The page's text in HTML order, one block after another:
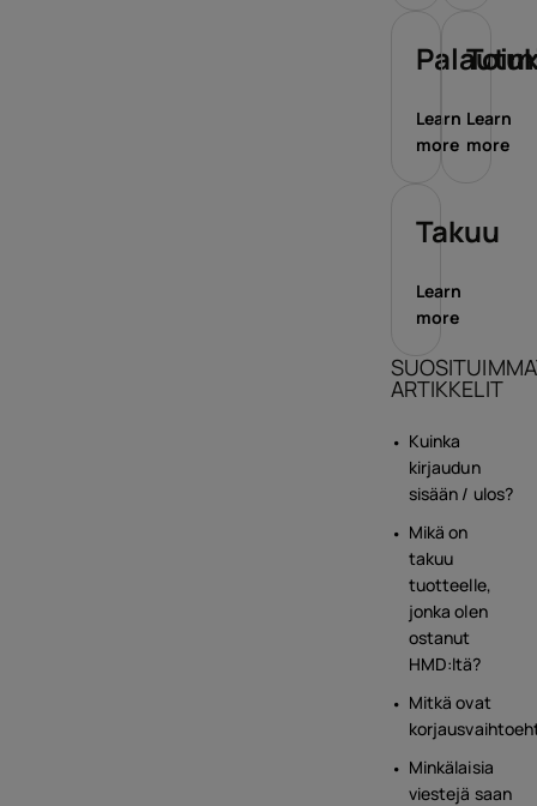
Learn
more
Learn
more
Takuu
Learn
more
ARTIKKELIT
Kuinka
kirjaudun
sisään / ulos?
Mikä on
takuu
tuotteelle,
jonka olen
ostanut
HMD:ltä?
Mitkä ovat
Minkälaisia
viestejä saan